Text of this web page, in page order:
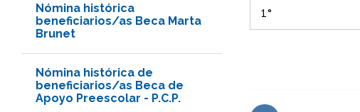
Nómina histórica
beneficiarios/as Beca Marta
Brunet
Nómina histórica de
beneficiarios/as Beca de
Apoyo Preescolar - P.C.P.
1°